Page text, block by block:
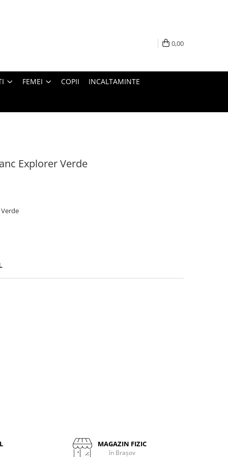
0,00
FEMEI COPII INCALTAMINTE
Explorer Verde
MAGAZIN FIZIC
în Brașov